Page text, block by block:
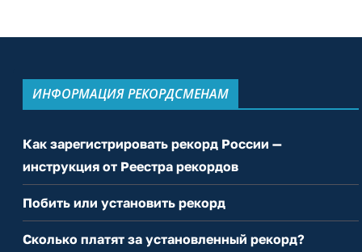
ИНФОРМАЦИЯ РЕКОРДСМЕНАМ
Как зарегистрировать рекорд России —
инструкция от Реестра рекордов
Побить или установить рекорд
Сколько платят за установленный рекорд?